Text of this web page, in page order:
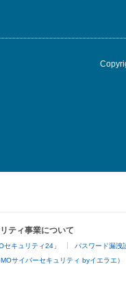
ティ事業について
キュリティ24」 パスワード漏洩
サイバーセキュリティ byイエラエ）